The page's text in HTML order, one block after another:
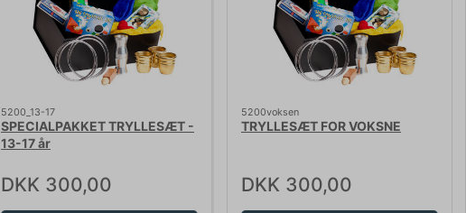
5200_13-17
SPECIALPAKKET TRYLLESÆT -
13-17 år
DKK 300,00
5200voksen
TRYLLESÆT FOR VOKSNE
DKK 300,00